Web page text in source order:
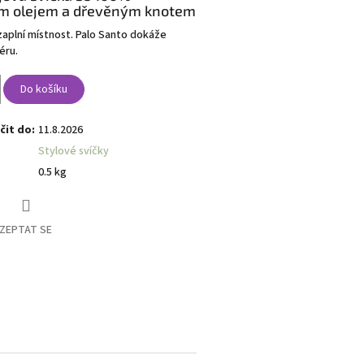
olejem a dřevěným knotem
místnost. Palo Santo dokáže
Do košíku
do: 11.8.2026
Stylové svíčky
0.5 kg
ZEPTAT SE